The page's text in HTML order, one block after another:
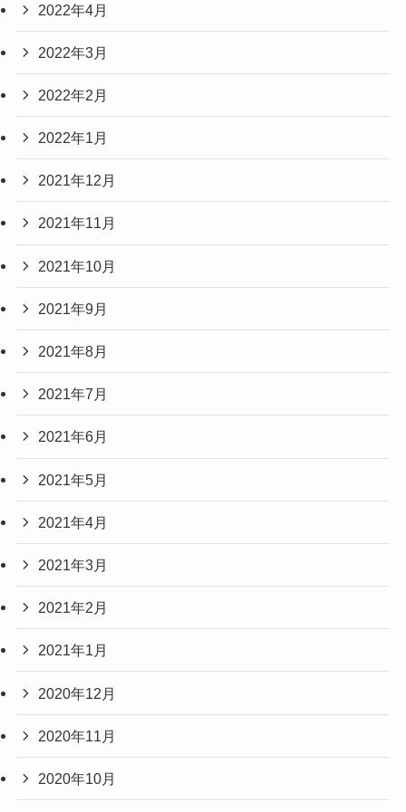
2022年4月
2022年3月
2022年2月
2022年1月
2021年12月
2021年11月
2021年10月
2021年9月
2021年8月
2021年7月
2021年6月
2021年5月
2021年4月
2021年3月
2021年2月
2021年1月
2020年12月
2020年11月
2020年10月